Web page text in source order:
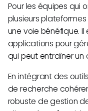
Pour les équipes qui
plusieurs
une voie bénéfique.
applications pour
qui peut entraîner
En intégrant des
de recherche
robuste de gestion